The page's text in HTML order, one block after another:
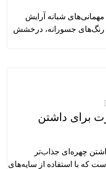
شبانه آرایش
رنگ‌های جسورانه، درخشش
برای داشتن
چهره‌ای جذاب‌تر
که با استفاده از سایه‌های